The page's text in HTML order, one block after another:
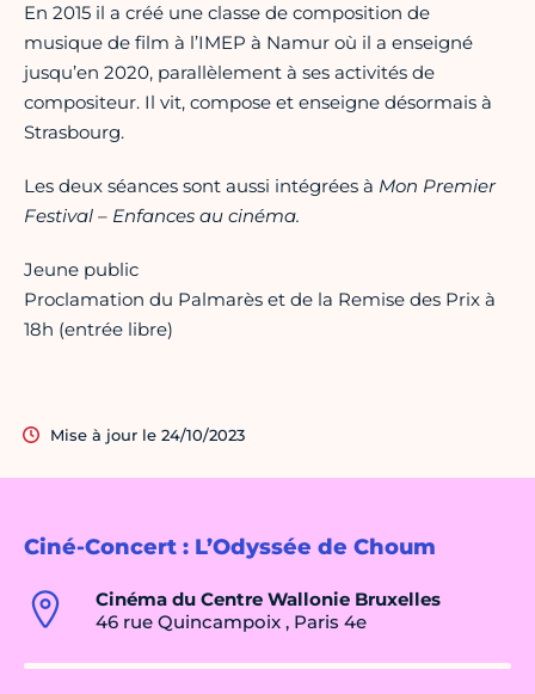
Ciné-Concert : L’Odyssée de Choum
Cinéma du Centre Wallonie Bruxelles
46 rue Quincampoix , Paris 4e
En 2015 il a créé une classe de composition de
musique de film à l’IMEP à Namur où il a enseigné
jusqu’en 2020, parallèlement à ses activités de
compositeur. Il vit, compose et enseigne désormais à
Strasbourg.
Les deux séances sont aussi intégrées à Mon Premier
Festival – Enfances au cinéma.
Jeune public
Proclamation du Palmarès et de la Remise des Prix à
18h (entrée libre)
Mise à jour le 24/10/2023